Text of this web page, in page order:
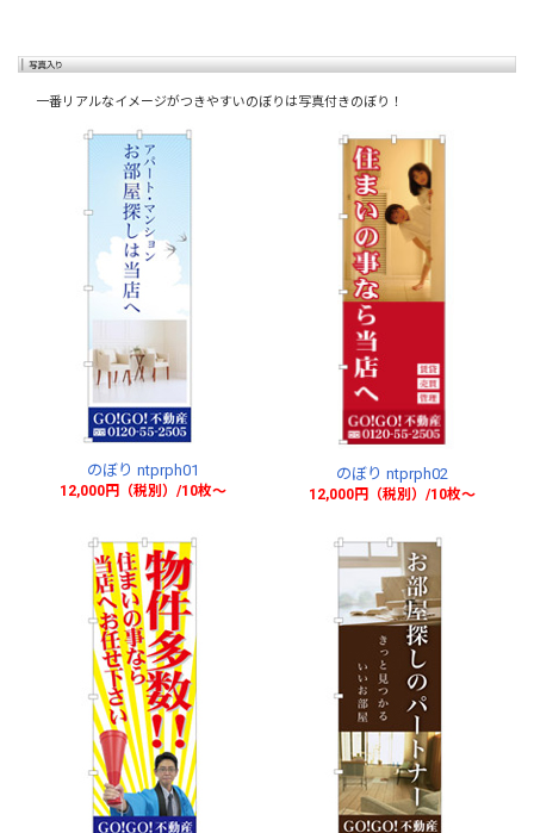
一番リアルなイメージがつきやすいのぼりは写真付きのぼり！
のぼり ntprph01
12,000円（税別）/10枚〜
のぼり ntprph02
12,000円（税別）/10枚〜